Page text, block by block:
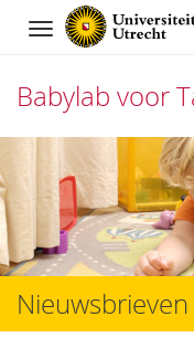
Navigation
Babylab voor
Direct
naar
het
inhoud
Nieuwsbrieven